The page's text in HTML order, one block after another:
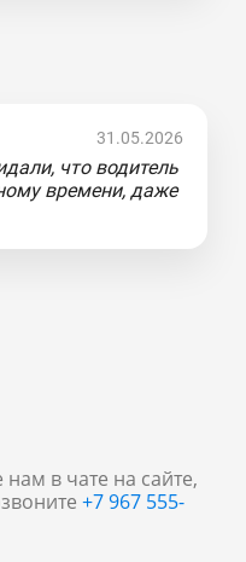
31.05.2026
что водитель
времени, даже
в чате на сайте,
+7 967 555-